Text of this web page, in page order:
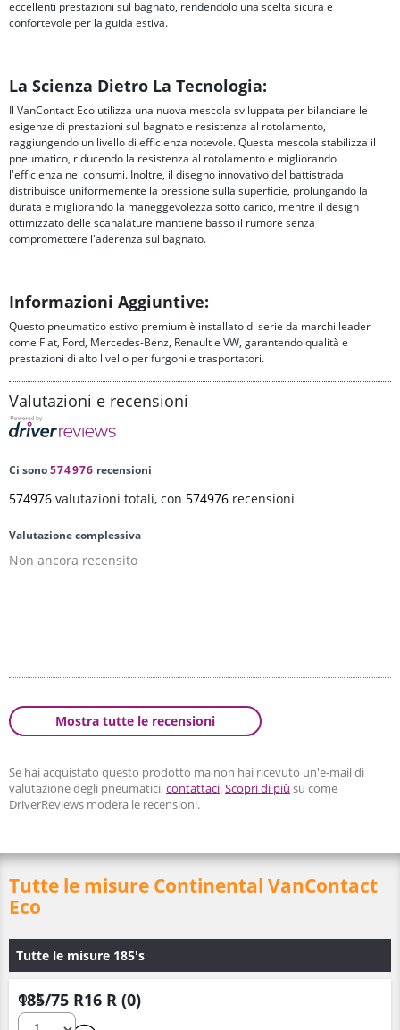
eccellenti prestazioni sul bagnato, rendendolo una scelta sicura e
confortevole per la guida estiva.
La Scienza Dietro La Tecnologia:
Il VanContact Eco utilizza una nuova mescola sviluppata per bilanciare le
esigenze di prestazioni sul bagnato e resistenza al rotolamento,
raggiungendo un livello di efficienza notevole. Questa mescola stabilizza il
pneumatico, riducendo la resistenza al rotolamento e migliorando
l'efficienza nei consumi. Inoltre, il disegno innovativo del battistrada
distribuisce uniformemente la pressione sulla superficie, prolungando la
durata e migliorando la maneggevolezza sotto carico, mentre il design
ottimizzato delle scanalature mantiene basso il rumore senza
compromettere l'aderenza sul bagnato.
Informazioni Aggiuntive:
Questo pneumatico estivo premium è installato di serie da marchi leader
come Fiat, Ford, Mercedes-Benz, Renault e VW, garantendo qualità e
prestazioni di alto livello per furgoni e trasportatori.
Valutazioni e recensioni
Ci sono574976 recensioni
574976 valutazioni totali, con 574976 recensioni
Valutazione complessiva
Non ancora recensito
Mostra tutte le recensioni
Se hai acquistato questo prodotto ma non hai ricevuto un'e-mail di
valutazione degli pneumatici,contattaci.Scopri di più su come
DriverReviews modera le recensioni.
Tutte le misure Continental VanContact
Eco
Tutte le misure 185's
185/75 R16 R (0)
Q.tà